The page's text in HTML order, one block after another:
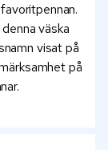
väska
visat på
på